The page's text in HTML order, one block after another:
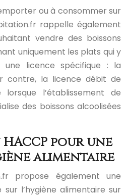
ou à consommer sur
rappelle également
vendre des boissons
uniquement les plats qui y
licence spécifique : la
contre, la licence débit de
lorsque l’établissement de
des boissons alcoolisées
pour une
alimentaire
propose également une
sur l’hygiène alimentaire sur